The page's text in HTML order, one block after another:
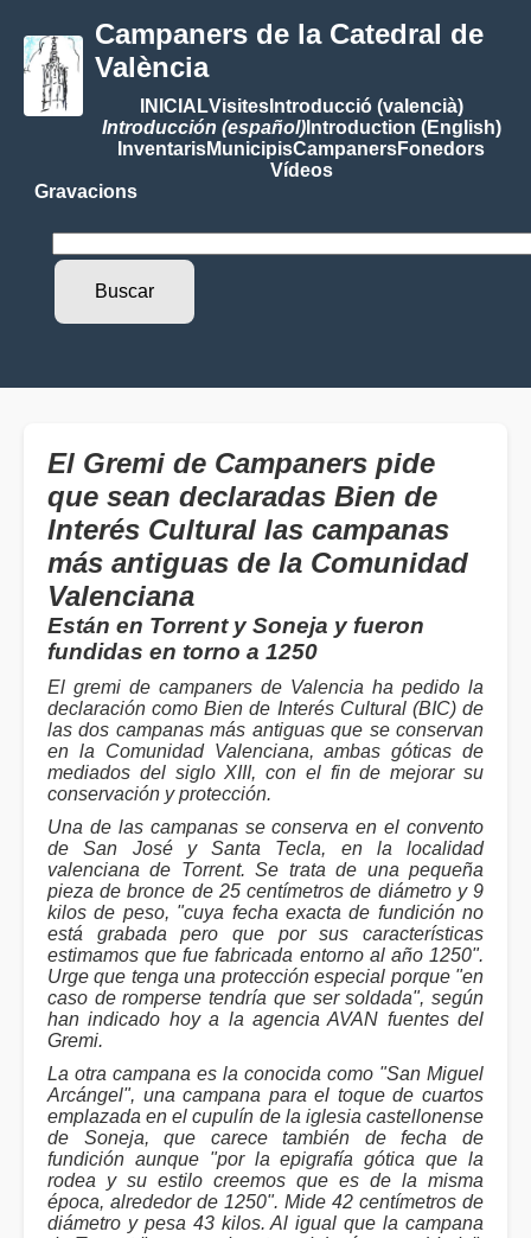
Campaners de la Catedral de
València
INICIALVisitesIntroducció (valencià)
Introducción (español)Introduction (English)
InventarisMunicipisCampanersFonedors
Vídeos
Gravacions
El Gremi de Campaners pide
que sean declaradas Bien de
Interés Cultural las campanas
más antiguas de la Comunidad
Valenciana
Están en Torrent y Soneja y fueron
fundidas en torno a 1250
El gremi de campaners de Valencia ha pedido la
declaración como Bien de Interés Cultural (BIC) de
las dos campanas más antiguas que se conservan
en la Comunidad Valenciana, ambas góticas de
mediados del siglo XIII, con el fin de mejorar su
conservación y protección.
Una de las campanas se conserva en el convento
de San José y Santa Tecla, en la localidad
valenciana de Torrent. Se trata de una pequeña
pieza de bronce de 25 centímetros de diámetro y 9
kilos de peso, "cuya fecha exacta de fundición no
está grabada pero que por sus características
estimamos que fue fabricada entorno al año 1250".
Urge que tenga una protección especial porque "en
caso de romperse tendría que ser soldada", según
han indicado hoy a la agencia AVAN fuentes del
Gremi.
La otra campana es la conocida como "San Miguel
Arcángel", una campana para el toque de cuartos
emplazada en el cupulín de la iglesia castellonense
de Soneja, que carece también de fecha de
fundición aunque "por la epigrafía gótica que la
rodea y su estilo creemos que es de la misma
época, alrededor de 1250". Mide 42 centímetros de
diámetro y pesa 43 kilos. Al igual que la campana